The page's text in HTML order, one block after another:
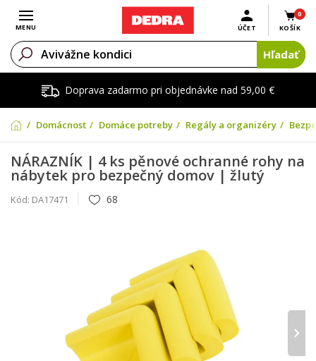
Doprava zadarmo pri objednávke nad 59,00 €
Otvoriť menu
MENU
0
KOŠÍK
ÚČET
Hľadať
Domácnosť Domáce potreby Regály a organizéry
NÁRAZNÍK | 4 ks pěnové ochranné rohy na
nábytek pro bezpečný domov | žlutý
Kód: DA17471 68
›